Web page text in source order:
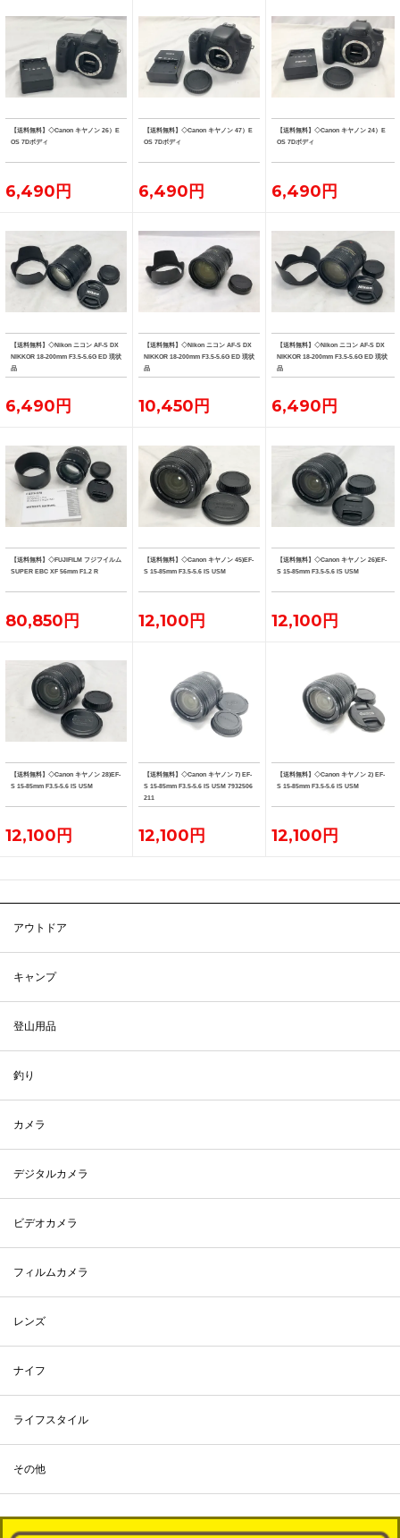
【送料無料】◇Canon キヤノン 26）E
OS 7Dボディ
6,490円
【送料無料】◇Canon キヤノン 47）E
OS 7Dボディ
6,490円
【送料無料】◇Canon キヤノン 24）E
OS 7Dボディ
6,490円
【送料無料】◇Nikon ニコン AF-S DX
NIKKOR 18-200mm F3.5-5.6G ED 現状
品
6,490円
【送料無料】◇Nikon ニコン AF-S DX
NIKKOR 18-200mm F3.5-5.6G ED 現状
品
10,450円
【送料無料】◇Nikon ニコン AF-S DX
NIKKOR 18-200mm F3.5-5.6G ED 現状
品
6,490円
【送料無料】◇FUJIFILM フジフイルム
SUPER EBC XF 56mm F1.2 R
80,850円
【送料無料】◇Canon キヤノン 45)EF-
S 15-85mm F3.5-5.6 IS USM
12,100円
【送料無料】◇Canon キヤノン 26)EF-
S 15-85mm F3.5-5.6 IS USM
12,100円
【送料無料】◇Canon キヤノン 28)EF-
S 15-85mm F3.5-5.6 IS USM
12,100円
【送料無料】◇Canon キヤノン 7) EF-
S 15-85mm F3.5-5.6 IS USM 7932506
211
12,100円
【送料無料】◇Canon キヤノン 2) EF-
S 15-85mm F3.5-5.6 IS USM
12,100円
アウトドア
キャンプ
登山用品
釣り
カメラ
デジタルカメラ
ビデオカメラ
フィルムカメラ
レンズ
ナイフ
ライフスタイル
その他